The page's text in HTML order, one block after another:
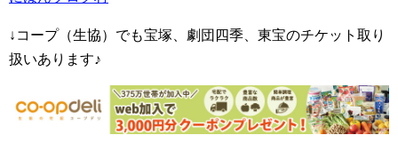
↓コープ（生協）でも宝塚、劇団四季、東宝のチケット取り
扱いあります♪